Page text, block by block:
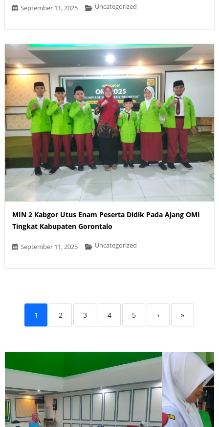
September 11, 2025 Uncategorized
MIN 2 Kabgor Utus Enam Peserta Didik Pada Ajang OMI
Tingkat Kabupaten Gorontalo
September 11, 2025 Uncategorized
1 2 3 4 5 › »